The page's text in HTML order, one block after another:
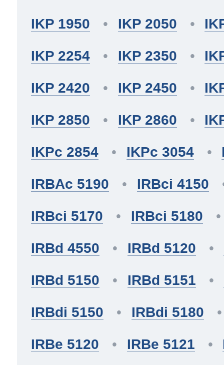
IKP 1950 IKP 2050
IKP 2254 IKP 2350
IKP 2420 IKP 2450
IKP 2850 IKP 2860
IKPc 2854 IKPc 3054
IRBAc 5190 IRBci 4150
IRBci 5170 IRBci 5180
IRBd 4550 IRBd 5120
IRBd 5150 IRBd 5151
IRBdi 5150 IRBdi 5180
IRBe 5120 IRBe 5121